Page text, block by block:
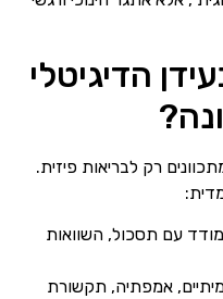
הדיגיטלי
רק לבריאות פיזית.
עם תסכול, השוואות
אמפתיה, תקשורת